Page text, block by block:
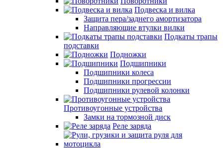
Подвеска и вилка
Защита пера/заднего амортизатора
Направляющие втулки вилки
Подкаты трапы
подставки
Подножки
Подшипники
Подшипники колеса
Подшипники прогрессии
Подшипники рулевой колонки
Противоугонные устройства
Замки на тормозной диск
Реле заряда